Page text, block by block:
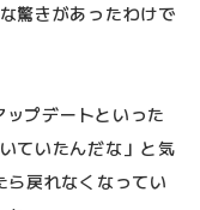
驚きがあったわけで
プデートといった
ていたんだな」と気
ら戻れなくなってい